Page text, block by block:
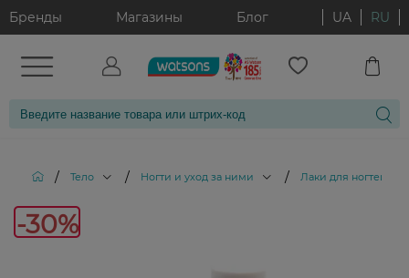
Бренды Магазины Блог UA RU
/ Тело / Ногти и уход за ними / Лаки для ногтей
-30%